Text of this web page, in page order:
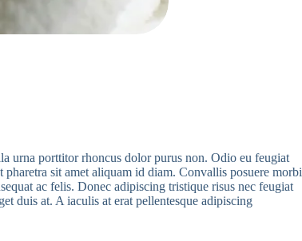
urna porttitor rhoncus dolor purus non. Odio eu feugiat
sit amet aliquam id diam. Convallis posuere morbi
ac felis. Donec adipiscing tristique risus nec feugiat
duis at. A iaculis at erat pellentesque adipiscing